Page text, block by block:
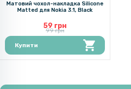
Матовий чохол-накладка Silicone
Matted для Nokia 3.1, Black
59 грн
99 грн
Купити